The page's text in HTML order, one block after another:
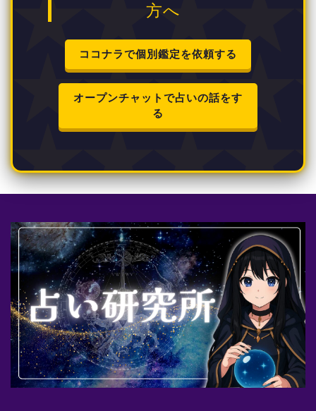
方へ
ココナラで個別鑑定を依頼する
オープンチャットで占いの話をす
る